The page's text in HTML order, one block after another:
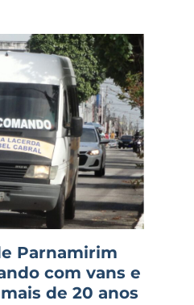
Parnamirim
com vans e
de 20 anos